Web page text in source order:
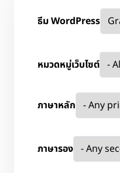
ธีม WordPress
หมวดหมู่เว็บไซต์
ภาษาหลัก
ภาษารอง